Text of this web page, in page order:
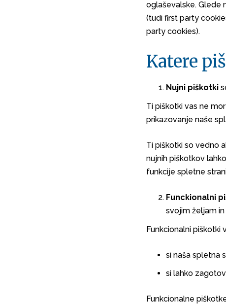
oglaševalske. Glede
(tudi first party
party cookies).
Katere
Nujni piškotki
Ti piškotki vas ne
prikazovanje naše
Ti piškotki so vedno
nujnih piškotkov
funkcije spletne
Funckionalni
svojim željam
Funkcionalni piškotki
si naša spletna
si lahko
Funkcionalne